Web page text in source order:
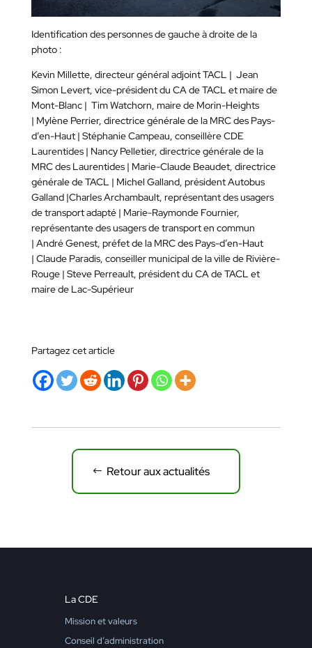
Identification des personnes de gauche à droite de la
photo :
Kevin Millette, directeur général adjoint TACL | Jean
Simon Levert, vice-président du CA de TACL et maire de
Mont-Blanc | Tim Watchorn, maire de Morin-Heights
| Mylène Perrier, directrice générale de la MRC des Pays-
d’en-Haut | Stéphanie Campeau, conseillère CDE
Laurentides | Nancy Pelletier, directrice générale de la
MRC des Laurentides | Marie-Claude Beaudet, directrice
générale de TACL | Michel Galland, président Autobus
Galland |Charles Archambault, représentant des usagers
de transport adapté | Marie-Raymonde Fournier,
représentante des usagers de transport en commun
| André Genest, préfet de la MRC des Pays-d’en-Haut
| Claude Paradis, conseiller municipal de la ville de Rivière-
Rouge | Steve Perreault, président du CA de TACL et
maire de Lac-Supérieur
Partagez cet article
Retour aux actualités
La CDE
Mission et valeurs
Conseil d’administration